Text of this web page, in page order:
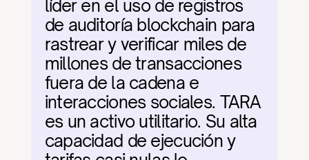
líder en el uso de registros
de auditoría blockchain para
rastrear y verificar miles de
millones de transacciones
fuera de la cadena e
interacciones sociales. TARA
es un activo utilitario. Su alta
capacidad de ejecución y